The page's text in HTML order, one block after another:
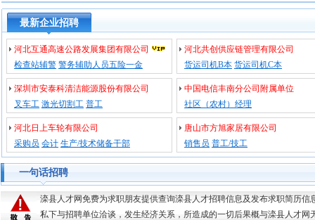
最新企业招聘
河北互通高速公路发展集团有限公司
检查站辅警 警务辅助人员五险一金
河北共创供应链管理有限公司
货运司机B本 货运司机C本
深圳市安泰科清洁能源股份有限公司
叉车工 激光切割工 普工
中国电信丰南分公司附属单位
社区（农村）经理
河北日上车轮有限公司
采购员 会计 生产/技术储备干部
唐山市方旭家居有限公司
销售员 普工/技工
一句话招聘
滦县人才网免费为求职朋友提供查询滦县人才招聘信息及发布求职简历
私下与招聘单位洽谈，发生经济关系，所造成的一切后果概与滦县人才网